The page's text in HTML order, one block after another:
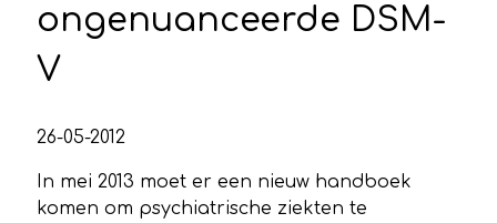
ongenuanceerde DSM-
V
26-05-2012
In mei 2013 moet er een nieuw handboek
komen om psychiatrische ziekten te